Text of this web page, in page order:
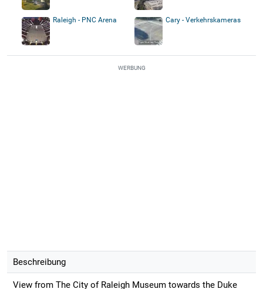
Raleigh - PNC Arena Cary - Verkehrskameras
WERBUNG
Beschreibung
View from The City of Raleigh Museum towards the Duke